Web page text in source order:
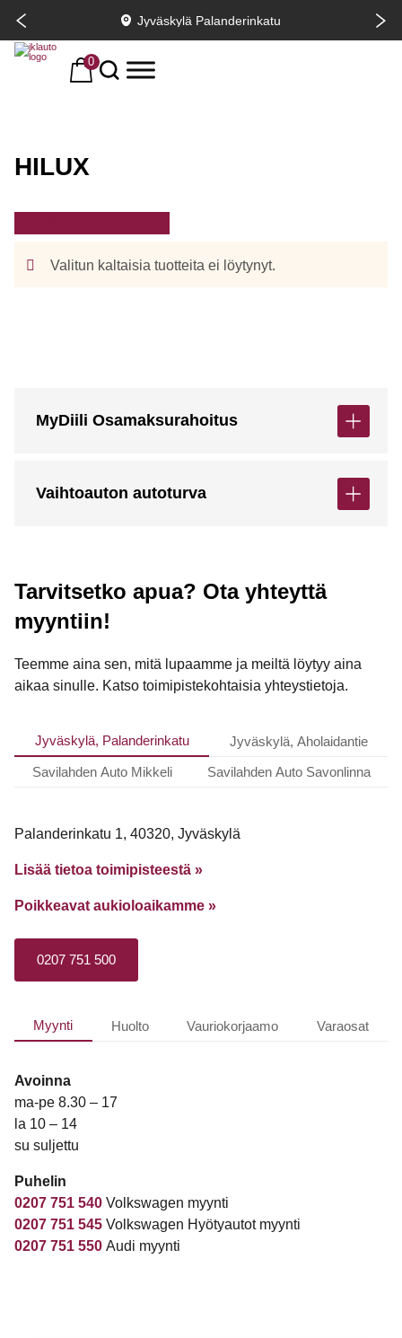
Jyväskylä Palanderinkatu
0
HILUX
Valitun kaltaisia tuotteita ei löytynyt.
MyDiili Osamaksurahoitus
Vaihtoauton autoturva
Tarvitsetko apua? Ota yhteyttä
myyntiin!
Teemme aina sen, mitä lupaamme ja meiltä löytyy aina
aikaa sinulle. Katso toimipistekohtaisia yhteystietoja.
Jyväskylä, Palanderinkatu Jyväskylä, Aholaidantie
Savilahden Auto Mikkeli Savilahden Auto Savonlinna
Palanderinkatu 1, 40320, Jyväskylä
Lisää tietoa toimipisteestä »
Poikkeavat aukioloaikamme »
0207 751 500
Myynti Huolto Vauriokorjaamo Varaosat
Avoinna
ma-pe 8.30 – 17
la 10 – 14
su suljettu
Puhelin
0207 751 540 Volkswagen myynti
0207 751 545 Volkswagen Hyötyautot myynti
0207 751 550 Audi myynti